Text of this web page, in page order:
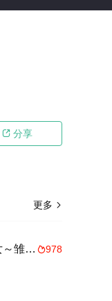
 分享
更多 
978
虽然我不是完美恶女～雏宫蝶鼠替换传～